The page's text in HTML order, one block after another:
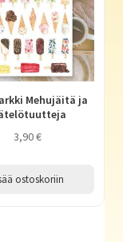
Mehujäitä ja
3,90€
ostoskoriin